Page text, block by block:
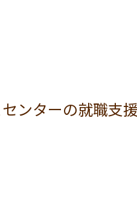
ンターの就職支